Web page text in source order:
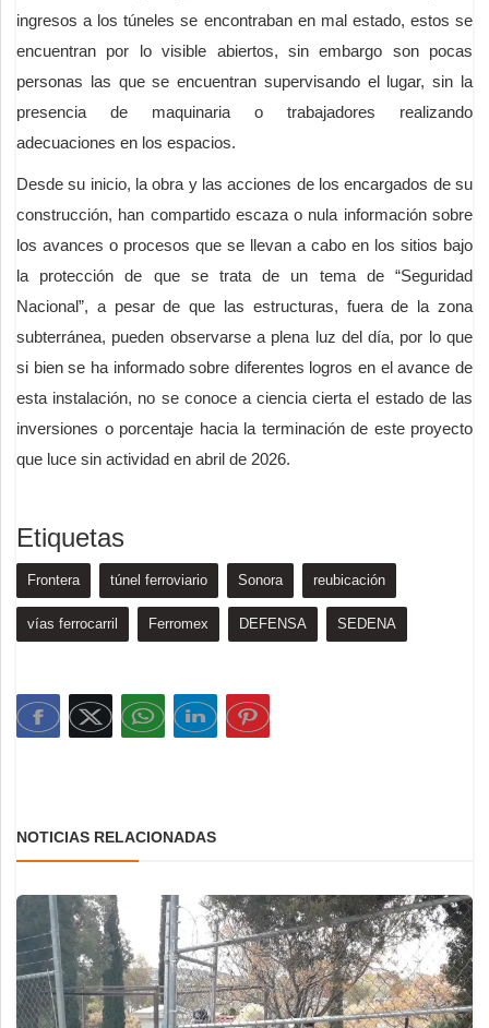
ingresos a los túneles se encontraban en mal estado, estos se
encuentran por lo visible abiertos, sin embargo son pocas
personas las que se encuentran supervisando el lugar, sin la
presencia de maquinaria o trabajadores realizando
adecuaciones en los espacios.
Desde su inicio, la obra y las acciones de los encargados de su
construcción, han compartido escaza o nula información sobre
los avances o procesos que se llevan a cabo en los sitios bajo
la protección de que se trata de un tema de “Seguridad
Nacional”, a pesar de que las estructuras, fuera de la zona
subterránea, pueden observarse a plena luz del día, por lo que
si bien se ha informado sobre diferentes logros en el avance de
esta instalación, no se conoce a ciencia cierta el estado de las
inversiones o porcentaje hacia la terminación de este proyecto
que luce sin actividad en abril de 2026.
Etiquetas
Frontera túnel ferroviario Sonora reubicación
vías ferrocarril Ferromex DEFENSA SEDENA
NOTICIAS RELACIONADAS